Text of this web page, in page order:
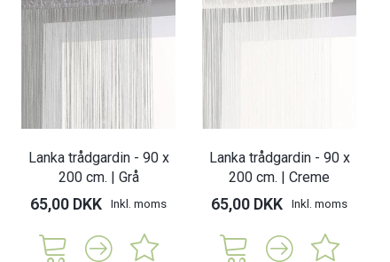
Lanka trådgardin - 90 x
200 cm. | Grå
65,00 DKK Inkl. moms
Lanka trådgardin - 90 x
200 cm. | Creme
65,00 DKK Inkl. moms